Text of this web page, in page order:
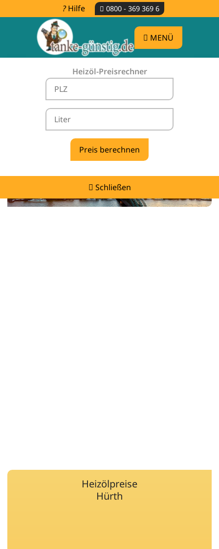
Hilfe 0800 - 369 369 6
MENÜ
Heizöl-Preisrechner
Schließen
Heizölpreise Hürth -
vergleichen & günstig tanken
Heizölpreise
Hürth